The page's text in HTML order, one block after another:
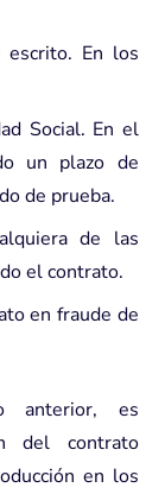
escrito. En los
Social. En el
un plazo de
de prueba.
de las
el contrato.
en fraude de
anterior, es
del contrato
en los